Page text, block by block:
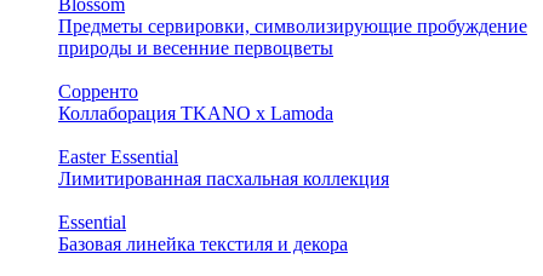
Blossom
Предметы сервировки, символизирующие пробуждение
природы и весенние первоцветы
Сорренто
Коллаборация TKANO х Lamoda
Easter Essential
Лимитированная пасхальная коллекция
Essential
Базовая линейка текстиля и декора